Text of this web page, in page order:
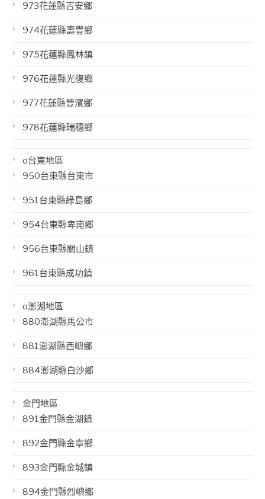
973花蓮縣吉安鄉
974花蓮縣壽豐鄉
975花蓮縣鳳林鎮
976花蓮縣光復鄉
977花蓮縣豐濱鄉
978花蓮縣瑞穗鄉
o台東地區
950台東縣台東市
951台東縣綠島鄉
954台東縣卑南鄉
956台東縣關山鎮
961台東縣成功鎮
o澎湖地區
880澎湖縣馬公市
881澎湖縣西嶼鄉
884澎湖縣白沙鄉
金門地區
891金門縣金湖鎮
892金門縣金寧鄉
893金門縣金城鎮
894金門縣烈嶼鄉